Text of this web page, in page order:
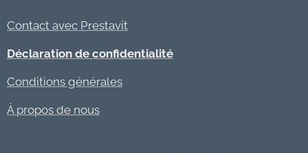
Contact avec Prestavit
Déclaration de confidentialité
Conditions générales
À propos de nous